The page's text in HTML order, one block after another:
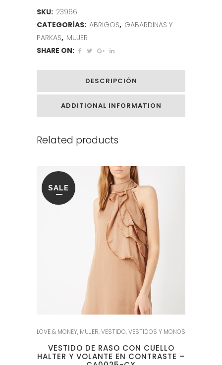
SKU: 23966
CATEGORÍAS: ABRIGOS, GABARDINAS Y
PARKAS, MUJER
SHARE ON:
DESCRIPCIÓN
ADDITIONAL INFORMATION
Related products
SALE
LOVE & MONEY, MUJER,VESTIDO,VESTIDOS Y MONOS
VESTIDO DE RASO CON CUELLO
HALTER Y VOLANTE EN CONTRASTE –